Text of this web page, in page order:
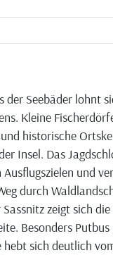
der Seebäder lohnt
Kleine
historische
Insel. Das
Ausflugszielen und
durch
Sassnitz zeigt sich
Besonders
hebt sich deutlich